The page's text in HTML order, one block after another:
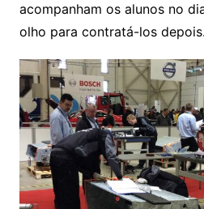
acompanham os alunos no
olho para contratá-los